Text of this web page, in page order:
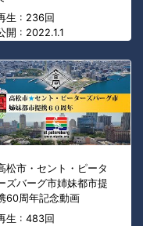
生 : 236回
開 : 2022.1.1
松市・セント・ピータ
ズバーグ市姉妹都市提
60周年記念動画
生 : 483回